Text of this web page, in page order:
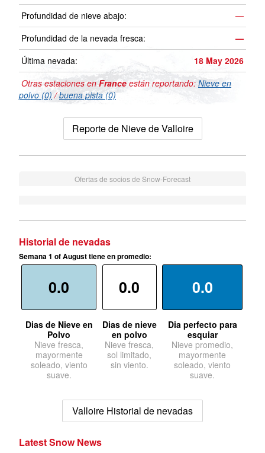
Profundidad de nieve abajo:
—
Profundidad de la nevada fresca:
—
Última nevada:
18 May 2026
Otras estaciones enFrance están reportando: Nieve en
polvo (0) /buena pista (0)
Reporte de Nieve de Valloire
Ofertas de socios de Snow-Forecast
Historial de nevadas
Semana 1 of August tiene en promedio:
0.0
Dias de Nieve en
Polvo
Nieve fresca,
mayormente
soleado, viento
suave.
0.0
Dias de nieve
en polvo
Nieve fresca,
sol limitado,
sin viento.
0.0
Dia perfecto para
esquiar
Nieve promedio,
mayormente
soleado, viento
suave.
Valloire Historial de nevadas